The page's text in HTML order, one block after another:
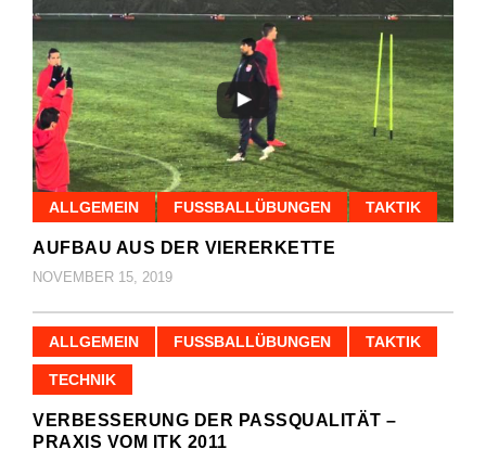
ALLGEMEIN FUSSBALLÜBUNGEN TAKTIK
AUFBAU AUS DER VIERERKETTE
NOVEMBER 15, 2019
ALLGEMEIN FUSSBALLÜBUNGEN TAKTIK
TECHNIK
VERBESSERUNG DER PASSQUALITÄT –
PRAXIS VOM ITK 2011